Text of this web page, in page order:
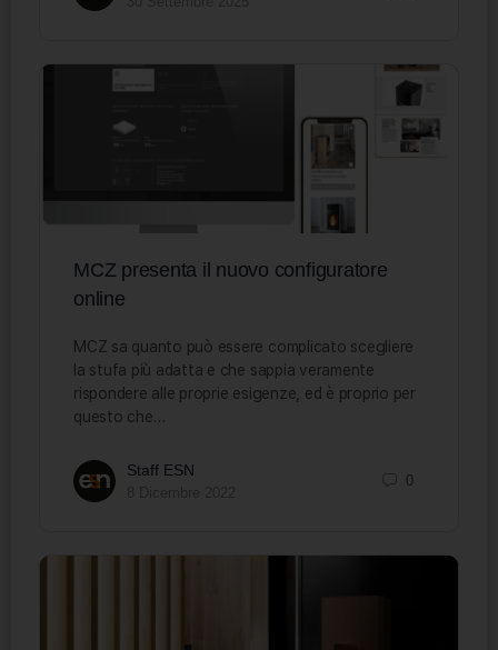
MCZ presenta il nuovo configuratore
online
MCZ sa quanto può essere complicato scegliere
la stufa più adatta e che sappia veramente
rispondere alle proprie esigenze, ed è proprio per
questo che…
Staff ESN
0